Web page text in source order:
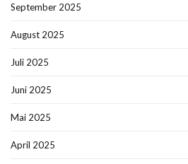
September 2025
August 2025
Juli 2025
Juni 2025
Mai 2025
April 2025